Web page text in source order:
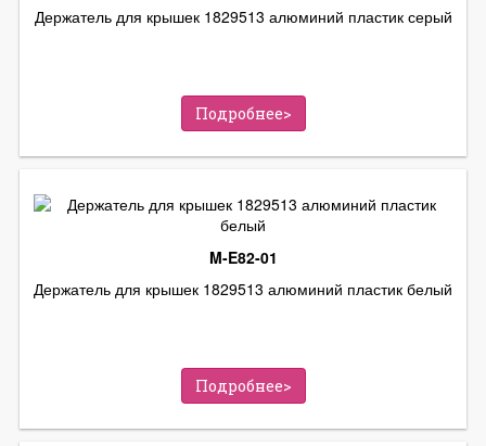
Держатель для крышек 1829513 алюминий пластик серый
Подробнее>
M-E82-01
Держатель для крышек 1829513 алюминий пластик белый
Подробнее>